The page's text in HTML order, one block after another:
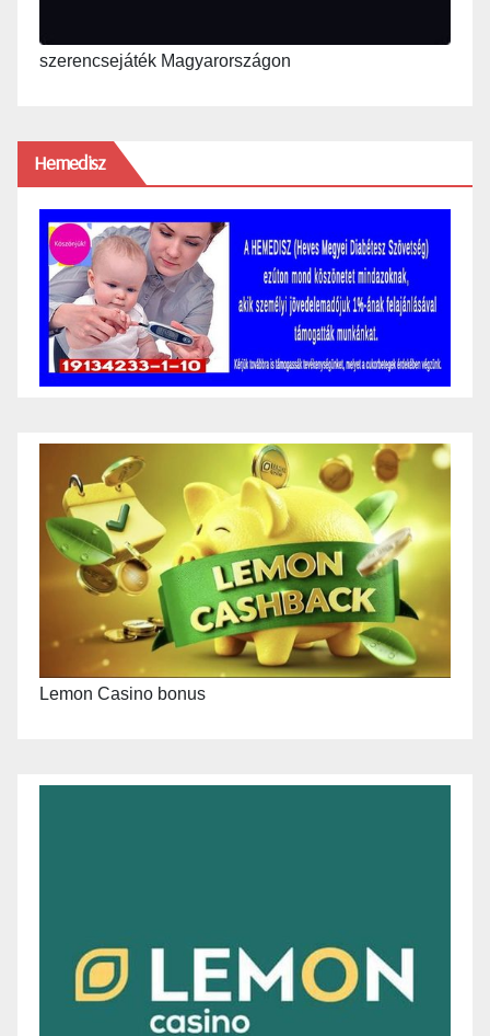
szerencsejáték Magyarországon
Hemedisz
Lemon Casino bonus